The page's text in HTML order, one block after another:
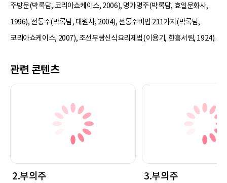
주방문(박록담, 코리아쇼케이스, 2006), 명가명주(박록담, 효일문화사,
1996), 전통주(박록담, 대원사, 2004), 전통주비법 211가지(박록담,
코리아쇼케이스, 2007), 조선무쌍신식요리제법(이용기, 한흥서림, 1924).
관련 콘텐츠
2.부의주 3.부의주